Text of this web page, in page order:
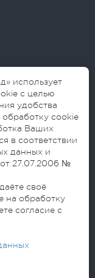
данных
данных
использует
с целью
удобства
обработку cookie
Ваших
в соответствии
данных и
27.07.2006 №
своё
на обработку
согласие с